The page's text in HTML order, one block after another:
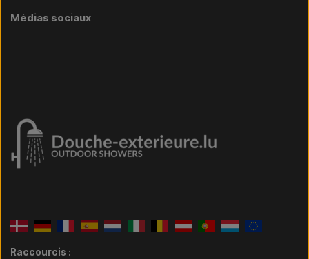
Médias sociaux
Raccourcis :